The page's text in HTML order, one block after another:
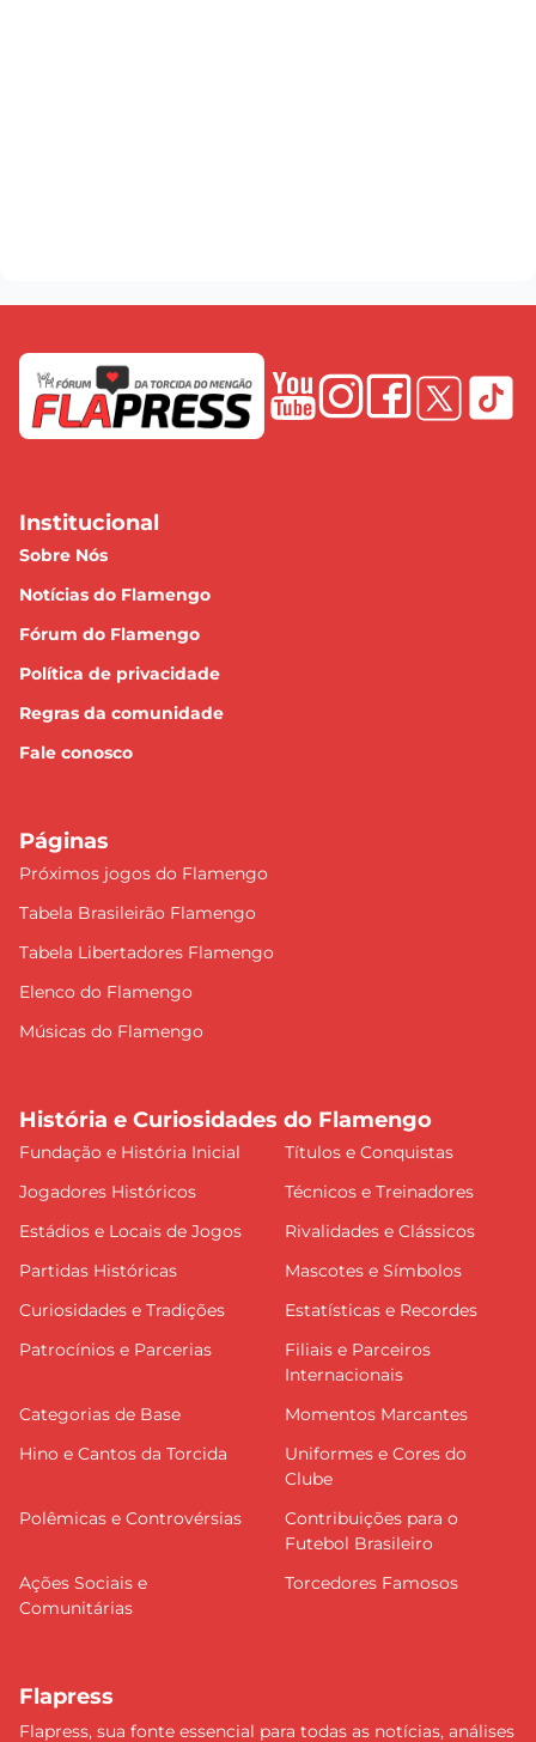
Institucional
Sobre Nós
Notícias do Flamengo
Fórum do Flamengo
Política de privacidade
Regras da comunidade
Fale conosco
Páginas
Próximos jogos do Flamengo
Tabela Brasileirão Flamengo
Tabela Libertadores Flamengo
Elenco do Flamengo
Músicas do Flamengo
História e Curiosidades do Flamengo
Fundação e História Inicial
Títulos e Conquistas
Jogadores Históricos
Técnicos e Treinadores
Estádios e Locais de Jogos
Rivalidades e Clássicos
Partidas Históricas
Mascotes e Símbolos
Curiosidades e Tradições
Estatísticas e Recordes
Patrocínios e Parcerias
Filiais e Parceiros
Internacionais
Categorias de Base
Momentos Marcantes
Hino e Cantos da Torcida
Uniformes e Cores do
Clube
Polêmicas e Controvérsias
Contribuições para o
Futebol Brasileiro
Ações Sociais e
Comunitárias
Torcedores Famosos
Flapress
Flapress, sua fonte essencial para todas as notícias, análises